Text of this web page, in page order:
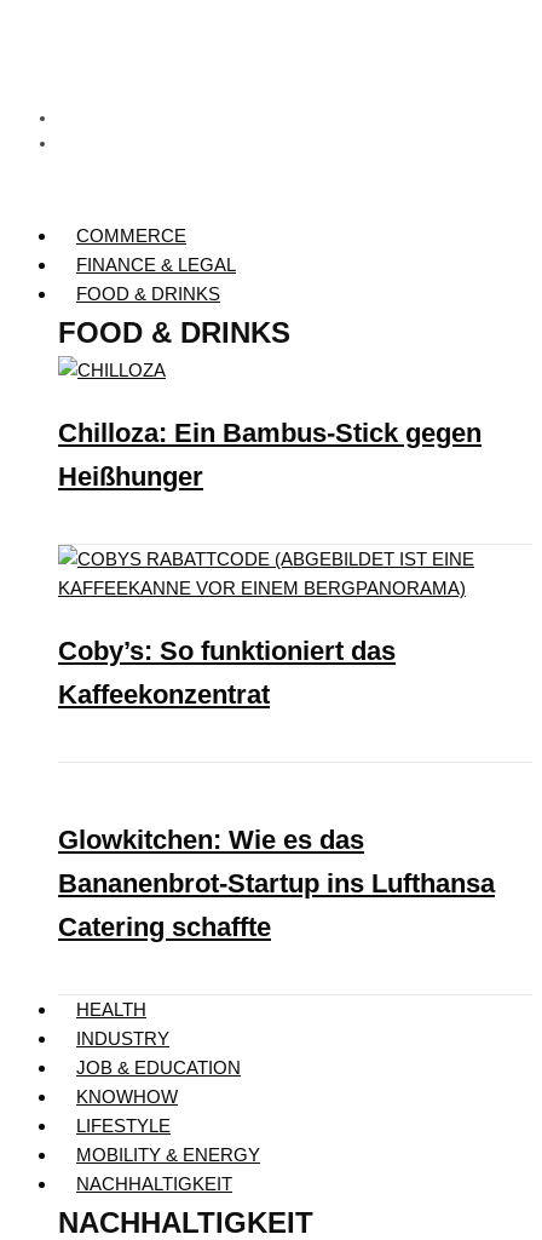
COMMERCE
FINANCE & LEGAL
FOOD & DRINKS
FOOD & DRINKS
Chilloza: Ein Bambus-Stick gegen
Heißhunger
Coby’s: So funktioniert das
Kaffeekonzentrat
Glowkitchen: Wie es das
Bananenbrot-Startup ins Lufthansa
Catering schaffte
HEALTH
INDUSTRY
JOB & EDUCATION
KNOWHOW
LIFESTYLE
MOBILITY & ENERGY
NACHHALTIGKEIT
NACHHALTIGKEIT